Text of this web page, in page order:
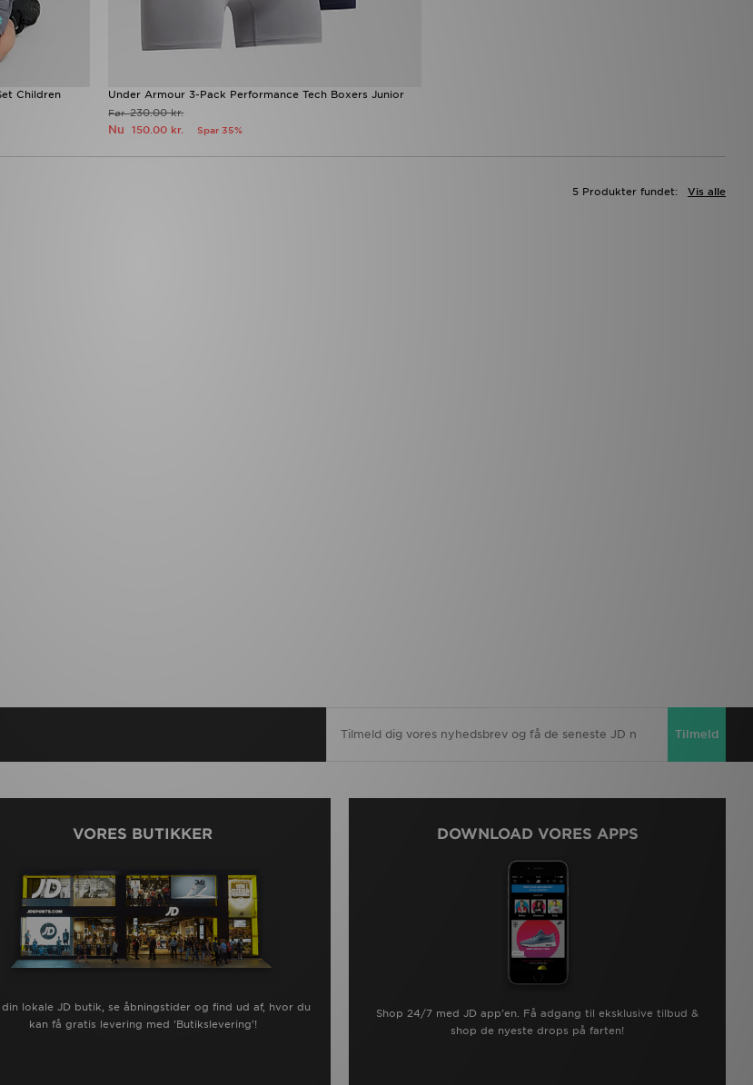
Children Under Armour 3-Pack Performance Tech Boxers Junior
Før230.00 kr.
Nu150.00 kr. Spar 35%
Vis alle
5 Produkter fundet:
Tilmeld
VORES BUTIKKER
din lokale JD butik, se åbningstider og find ud af, hvor du
kan få gratis levering med 'Butikslevering'!
DOWNLOAD VORES APPS
Shop 24/7 med JD app'en. Få adgang til eksklusive tilbud &
shop de nyeste drops på farten!